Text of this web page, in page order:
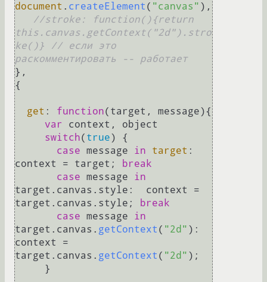
document . createElement ( "canvas" ),
//stroke: function(){return
this.canvas.getContext("2d").stro
ke()} // если это
раскомментировать -- работает
},
{
get : function( target, message){
var
context, object
switch( true) {
case message in target :
context = target;
break
case message in
target. canvas . style :  context =
target. canvas . style ;
break
case message in
target. canvas . getContext ( "2d" ):
context =
target. canvas . getContext ( "2d" );